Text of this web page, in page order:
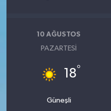
10 AĞUSTOS
PAZARTESI
18°
Güneşli